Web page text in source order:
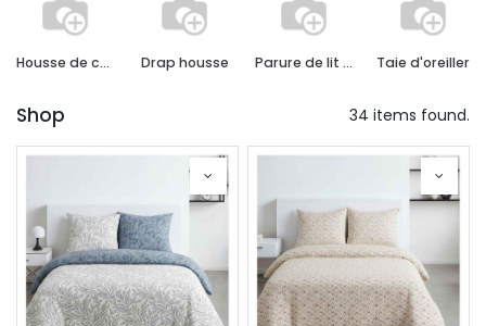
Housse de couette Drap housse Parure de lit complète Taie d'oreiller
Shop 34 items found.